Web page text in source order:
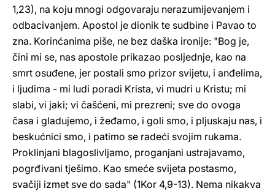
1,23), na koju mnogi odgovaraju nerazumijevanjem i
odbacivanjem. Apostol je dionik te sudbine i Pavao to
zna. Korinćanima piše, ne bez daška ironije: "Bog je,
čini mi se, nas apostole prikazao posljednje, kao na
smrt osuđene, jer postali smo prizor svijetu, i anđelima,
i ljudima - mi ludi poradi Krista, vi mudri u Kristu; mi
slabi, vi jaki; vi čašćeni, mi prezreni; sve do ovoga
časa i gladujemo, i žeđamo, i goli smo, i pljuskaju nas, i
beskućnici smo, i patimo se radeći svojim rukama.
Proklinjani blagoslivljamo, proganjani ustrajavamo,
pogrđivani tješimo. Kao smeće svijeta postasmo,
svačiji izmet sve do sada" (1Kor 4,9-13). Nema nikakva